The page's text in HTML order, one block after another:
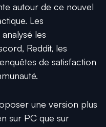
autour de ce nouvel
Les
les
Reddit, les
de satisfaction
une version plus
sur PC que sur